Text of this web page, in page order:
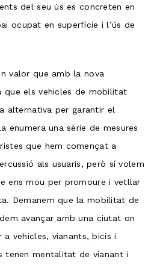
del seu ús es concreten en
ocupat en superfície i l’ús de
valor que amb la nova
els vehicles de mobilitat
alternativa per garantir el
enumera una sèrie de mesures
que hem començat a
als usuaris, però sí volem
ens mou per promoure i vetllar
Demanem que la mobilitat de
avançar amb una ciutat on
a vehicles, vianants, bicis i
tenen mentalitat de vianant i